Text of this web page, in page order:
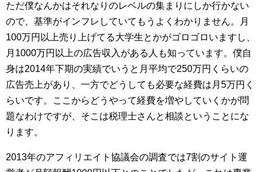
ただ僕なんかはそれなりのレベルの集まりにしか行かない
ので、基準がインフレしていてもうよくわかりません。月
100万円以上売り上げてる大学生とかがゴロゴロいますし、
月1000万円以上の広告収入がある人も知っています。僕自
身は2014年下期の実績でいうと月平均で250万円くらいの
広告売上があり、一方でどうしても必要な経費は月5万円く
らいです。ここからどうやって経費を増やしていくかが問
題なわけですが、そこは税理士さんと相談ということにな
ります。
2013年のアフィリエイト協議会の調査では7割のサイト運